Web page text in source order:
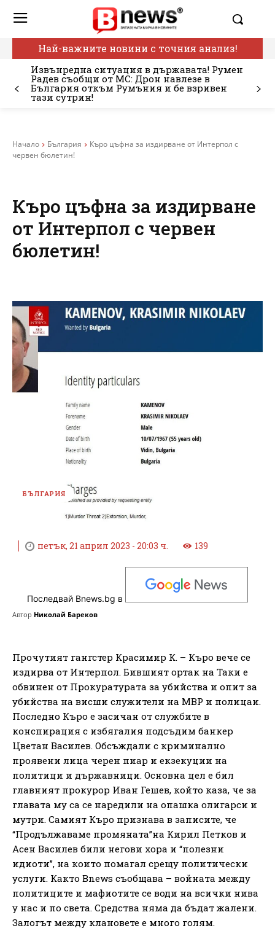
Най-важните новини с точния анализ!
Извънредна ситуация в държавата! Румен
Радев съобщи от МС: Дрон навлезе в
България откъм Румъния и бе взривен
тази сутрин!
Начало България
Къро цъфна за издирване от Интерпол с
червен бюлетин!
Къро цъфна за издирване
от Интерпол с червен
бюлетин!
БЪЛГАРИЯ
петък, 21 април 2023 - 20:03 ч. 139
Последвай Bnews.bg в
Автор Николай Бареков
Прочутият гангстер Красимир К. – Къро вече се
издирва от Интерпол. Бившият ортак на Таки е
обвинен от Прокуратурата за убийства и опит за
убийства на висши служители на МВР и полицаи.
Последно Къро е засичан от службите в
конспирация с избягалия подсъдим банкер
Цветан Василев. Обсъждали с криминално
проявени лица черен пиар и екзекуции на
политици и държавници. Основна цел е бил
главният прокурор Иван Гешев, който каза, че за
главата му са се наредили на опашка олигарси и
мутри. Самият Къро признава в записите, че
“Продължаваме промяната”на Кирил Петков и
Асен Василев били негови хора и “полезни
идиоти”, на които помагал срещу политически
услуги. Както Bnews съобщава – войната между
политиците и мафиотите се води на всички нива
у нас и по света. Средства няма да бъдат жалени.
Залогът между клановете е много голям.